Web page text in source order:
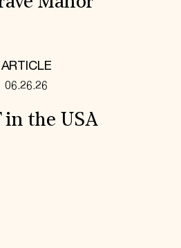
ARTICLE
06.26.26
in the USA